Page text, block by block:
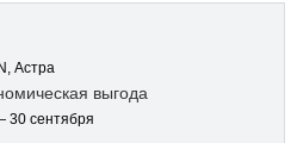
Астра
выгода
30 сентября